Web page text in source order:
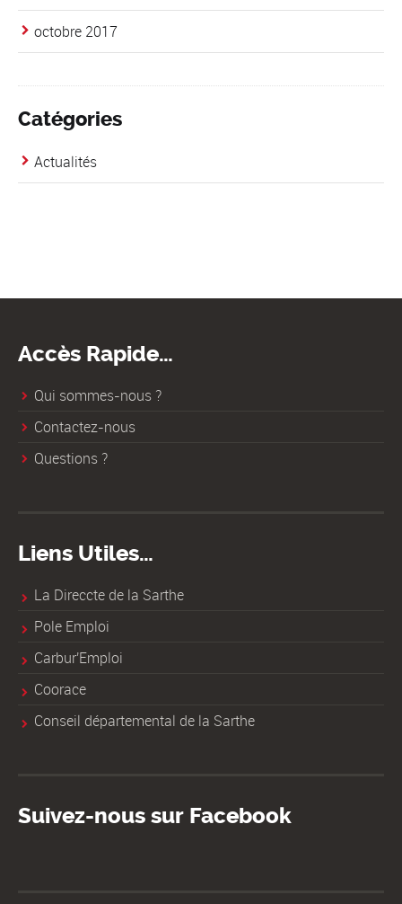
octobre 2017
Catégories
Actualités
Accès Rapide…
Qui sommes-nous ?
Contactez-nous
Questions ?
Liens Utiles…
La Direccte de la Sarthe
Pole Emploi
Carbur'Emploi
Coorace
Conseil départemental de la Sarthe
Suivez-nous sur Facebook